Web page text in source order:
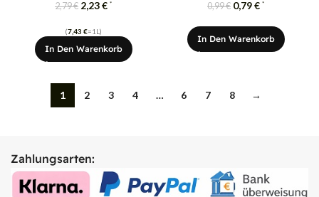
2,79€ 2,23€ *
(7,43 €=1L)
In Den Warenkorb
0,99€ 0,79€ *
In Den Warenkorb
1 2 3 4 … 6 7 8 →
Zahlungsarten: